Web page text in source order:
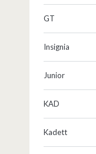
GT
Insignia
Junior
KAD
Kadett